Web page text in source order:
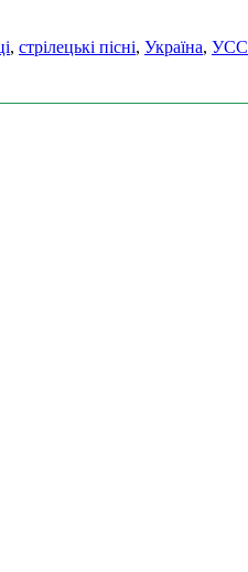
, стрілецькі пісні, Україна, УСС